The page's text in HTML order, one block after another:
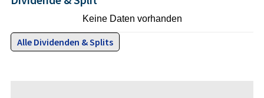
Keine Daten vorhanden
Alle Dividenden & Splits